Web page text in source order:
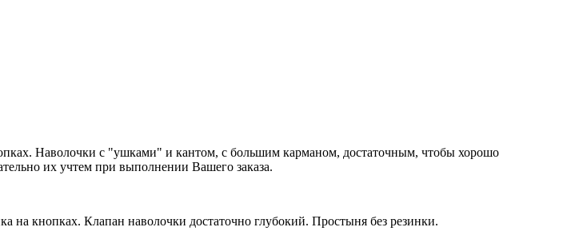
Наволочки с "ушками" и кантом, с большим карманом, достаточным, чтобы хорошо
их учтем при выполнении Вашего заказа.
на кнопках. Клапан наволочки достаточно глубокий. Простыня без резинки.